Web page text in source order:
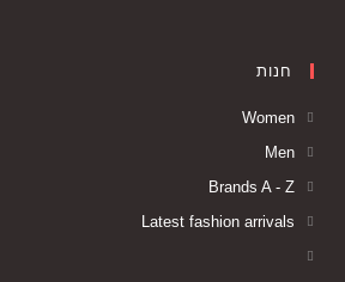
חנות
Women
Men
Brands A - Z
Latest fashion arrivals